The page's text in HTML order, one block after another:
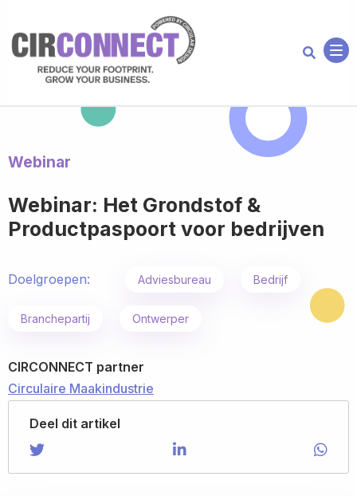
Webinar
Webinar: Het Grondstof &
Productpaspoort voor bedrijven
Doelgroepen: Adviesbureau Bedrijf
Branchepartij Ontwerper
CIRCONNECT partner
Circulaire Maakindustrie
Deel dit artikel
Share on Twitter
Share
on
Share on LinkedIn
Share
on
via